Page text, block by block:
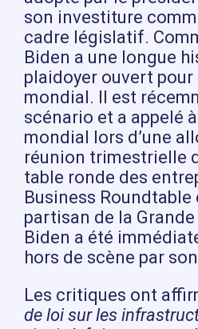
son investiture
cadre législatif.
Biden a une longue
plaidoyer ouvert
mondial. Il est
scénario et a appelé
mondial lors d’une
réunion trimestrielle
table ronde des
Business
partisan de la
Biden a été
hors de scène par
Les critiques ont
de loi sur les